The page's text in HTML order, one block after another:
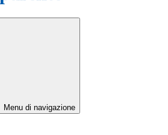
Menu di navigazione